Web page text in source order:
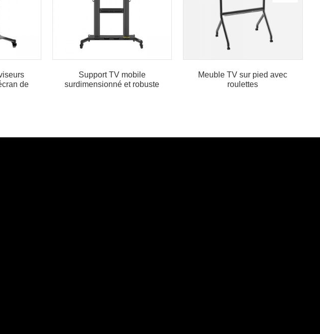
de
Support TV mobile
surdimensionné et robuste
Meuble TV sur pied avec
roulettes